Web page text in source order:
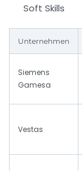
Soft Skills
Unternehmen
Siemens
Gamesa
Vestas